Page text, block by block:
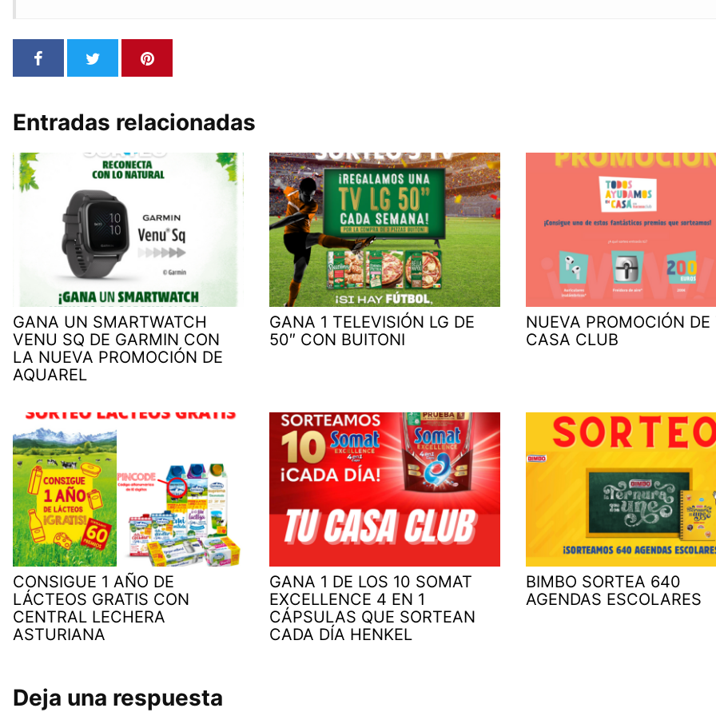
Entradas relacionadas
GANA UN SMARTWATCH
VENU SQ DE GARMIN CON
LA NUEVA PROMOCIÓN DE
AQUAREL
GANA 1 TELEVISIÓN LG DE
50″ CON BUITONI
NUEVA PROMOCIÓN DE
CASA CLUB
CONSIGUE 1 AÑO DE
LÁCTEOS GRATIS CON
CENTRAL LECHERA
ASTURIANA
GANA 1 DE LOS 10 SOMAT
EXCELLENCE 4 EN 1
CÁPSULAS QUE SORTEAN
CADA DÍA HENKEL
BIMBO SORTEA 640
AGENDAS ESCOLARES
Deja una respuesta